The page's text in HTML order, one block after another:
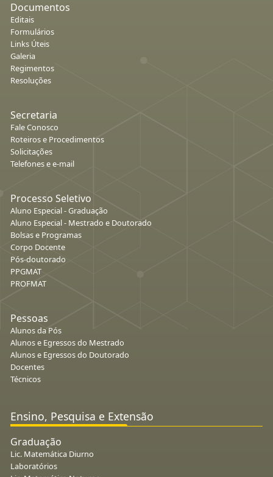
Documentos
Editais
Formulários
Links Úteis
Galeria
Regimentos
Resoluções
Secretaria
Fale Conosco
Roteiros e Procedimentos
Solicitações
Telefones e e-mail
Processo Seletivo
Aluno Especial - Graduação
Aluno Especial - Mestrado e Doutorado
Bolsas e Programas
Corpo Docente
Pós-doutorado
PPGMAT
PROFMAT
Pessoas
Alunos da Pós
Alunos e Egressos do Mestrado
Alunos e Egressos do Doutorado
Docentes
Técnicos
Ensino, Pesquisa e Extensão
Graduação
Lic. Matemática Diurno
Laboratórios